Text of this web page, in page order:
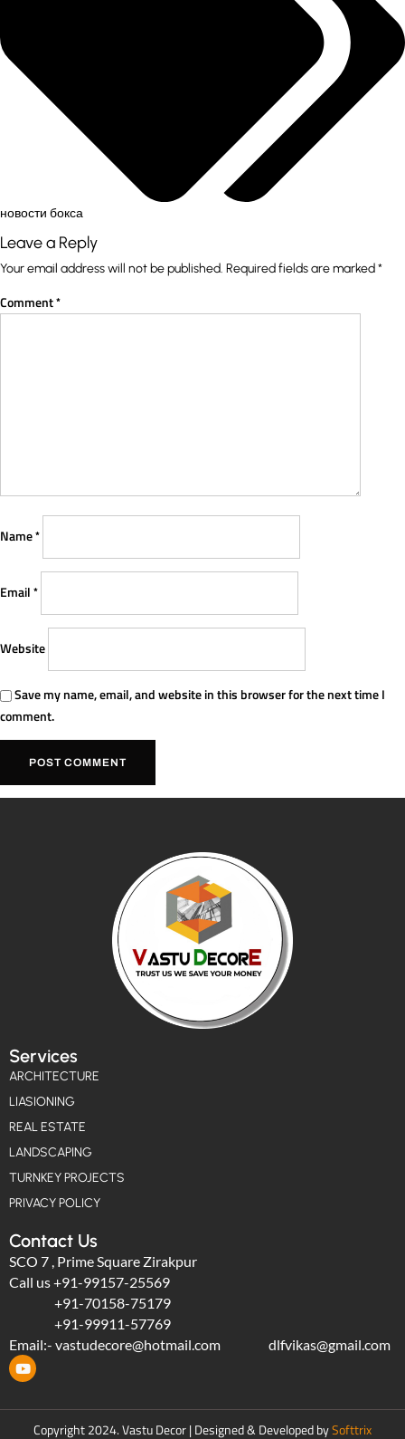
новости бокса
Leave a Reply
Your email address will not be published. Required fields are marked*
Comment*
Name*
Email *
Website
Save my name, email, and website in this browser for the next time I
comment.
Services
ARCHITECTURE
LIASIONING
REAL ESTATE
LANDSCAPING
TURNKEY PROJECTS
PRIVACY POLICY
Contact Us
SCO 7 , Prime Square Zirakpur
Call us+91-99157-25569
+91-70158-75179
+91-99911-57769
Email:- vastudecore@hotmail.com dlfvikas@gmail.com
Copyright 2024. Vastu Decor | Designed & Developed bySofttrix